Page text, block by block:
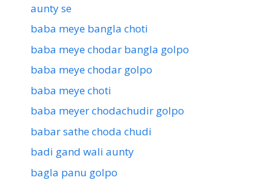
aunty se
baba meye bangla choti
baba meye chodar bangla golpo
baba meye chodar golpo
baba meye choti
baba meyer chodachudir golpo
babar sathe choda chudi
badi gand wali aunty
bagla panu golpo